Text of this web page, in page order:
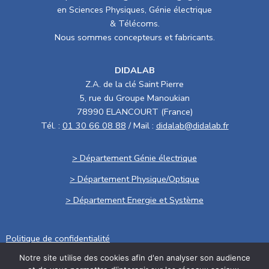
en Sciences Physiques, Génie électrique
& Télécoms.
Nous sommes concepteurs et fabricants.
DIDALAB
Z.A. de la clé Saint Pierre
5, rue du Groupe Manoukian
78990 ELANCOURT (France)
Tél. : 01 30 66 08 88 / Mail : didalab@didalab.fr
> Département Génie électrique
> Département Physique/Optique
> Département Energie et Système
Politique de confidentialité
Notre site utilise des cookies afin d'en analyser son audience